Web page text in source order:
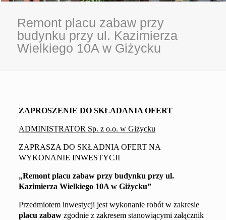
Remont placu zabaw przy
budynku przy ul. Kazimierza
Wielkiego 10A w Giżycku
ZAPROSZENIE DO SKŁADANIA OFERT
ADMINISTRATOR Sp. z o.o. w Giżycku
ZAPRASZA DO SKŁADNIA OFERT NA
WYKONANIE INWESTYCJI
„Remontplacu zabaw przy budynku przy ul.
Kazimierza Wielkiego 10Aw Giżycku”
Przedmiotem inwestycji jest wykonanie robót w zakresie
placu zabaw zgodnie zzakresem stanowiącymi załącznik